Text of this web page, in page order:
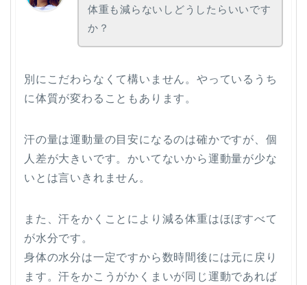
体重も減らないしどうしたらいいです
か？
別にこだわらなくて構いません。やっているうち
に体質が変わることもあります。
汗の量は運動量の目安になるのは確かですが、個
人差が大きいです。かいてないから運動量が少な
いとは言いきれません。
また、汗をかくことにより減る体重はほぼすべて
が水分です。
身体の水分は一定ですから数時間後には元に戻り
ます。汗をかこうがかくまいが同じ運動であれば